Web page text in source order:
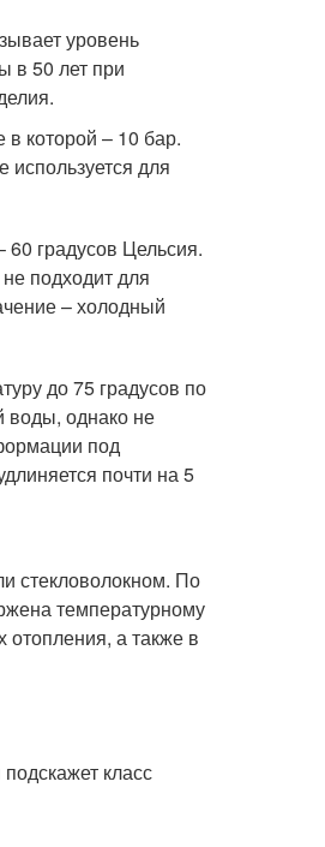
уровень
в 50 лет при
которой – 10 бар.
для
градусов Цельсия.
подходит для
– холодный
до 75 градусов по
воды, однако не
под
почти на 5
стекловолокном. По
температурному
отопления, а также в
класс